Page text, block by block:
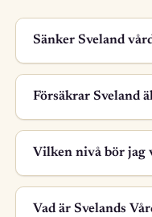
Sänker Sveland
Försäkrar Sveland
Vilken nivå bör jag
Vad är Svelands